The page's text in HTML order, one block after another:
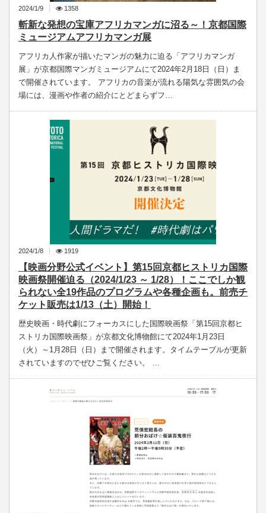
2024/1/9 1358
斬新な発想の宝庫アフリカマンガに沼る～！京都国際
ミュージアムアフリカマンガ展
アフリカ人作家が描いたマンガの魅力に迫る「アフリカマンガ
展」が京都国際マンガミュージアムにて2024年2月18日（日）ま
で開催されています。 アフリカの音楽が流れる陽気な雰囲気の会
場には、漫画や作者の紹介にとどまらずフ…
2024/1/8 1919
【映画分野公式イベント】第15回京都ヒストリカ国際
映画祭開催迫る（2024/1/23 ～ 1/28）！ここでしか観
られない全19作品のプログラムや各種企画も。前売チ
ケット販売は1/13（土）開始！
歴史映画・時代劇にフォーカスにした国際映画祭「第15回京都ヒ
ストリカ国際映画祭」が京都文化博物館にて2024年1月23日
（火）～1月28日（日）まで開催されます。タイムテーブルが更新
されていますのでぜひご覧ください。 …